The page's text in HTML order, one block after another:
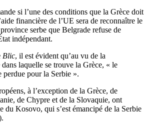
si l’une des conditions que la Grèce doit
financière de l’UE sera de reconnaître le
serbe que Belgrade refuse de
indépendant.
Blic, il est évident qu’au vu de la
laquelle se trouve la Grèce, « le
pour la Serbie ».
à l’exception de la Grèce, de
de Chypre et de la Slovaquie, ont
du Kosovo, qui s’est émancipé de la Serbie